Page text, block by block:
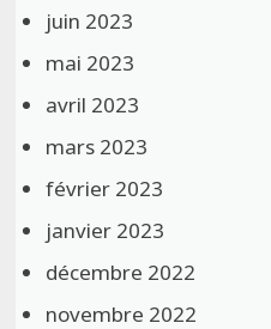
juin 2023
mai 2023
avril 2023
mars 2023
février 2023
janvier 2023
décembre 2022
novembre 2022